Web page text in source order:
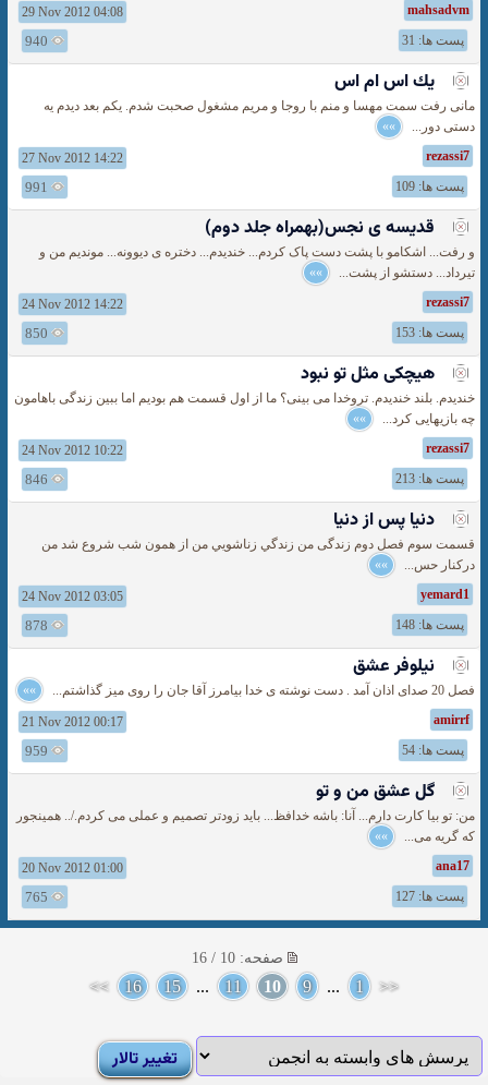
mahsadvm
29 Nov 2012 04:08
پست ها: 31
940
يك اس ام اس
مانی رفت سمت مهسا و منم با روجا و مریم مشغول صحبت شدم. یکم بعد دیدم یه
دستی دور... »»
rezassi7
27 Nov 2012 14:22
پست ها: 109
991
قديسه ى نجس(بهمراه جلد دوم)
و رفت... اشكامو با پشت دست پاک كردم... خنديدم... دختره ى ديوونه... مونديم من و
تيرداد... دستشو از پشت... »»
rezassi7
24 Nov 2012 14:22
پست ها: 153
850
هيچكى مثل تو نبود
خندیدم. بلند خندیدم. تروخدا می بینی؟ ما از اول قسمت هم بودیم اما ببین زندگی باهامون
چه بازیهایی کرد... »»
rezassi7
24 Nov 2012 10:22
پست ها: 213
846
دنیا پس از دنیا
قسمت سوم فصل دوم زندگی من زندگي زناشويي من از همون شب شروع شد من
درکنار حس... »»
yemard1
24 Nov 2012 03:05
پست ها: 148
878
نیلوفر عشق
فصل 20 صدای اذان آمد . دست نوشته ی خدا بیامرز آقا جان را روی میز گذاشتم...
»»
amirrf
21 Nov 2012 00:17
پست ها: 54
959
گل عشق من و تو
من: تو بیا کارت دارم... آنا: باشه خدافظ... باید زودتر تصمیم و عملی می کردم./.. همینجور
که گریه می... »»
ana17
20 Nov 2012 01:00
پست ها: 127
765
صفحه: 10 / 16
<<
1
...
9
10
11
...
15
16
>>